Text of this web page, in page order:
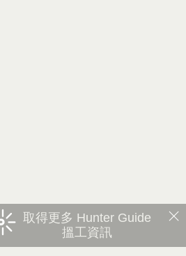
取得更多 Hunter Guide
搵工資訊